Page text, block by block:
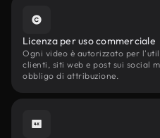
Licenza per uso commerciale
Ogni video è autorizzato per
clienti, siti web e post sui social
obbligo di attribuzione.